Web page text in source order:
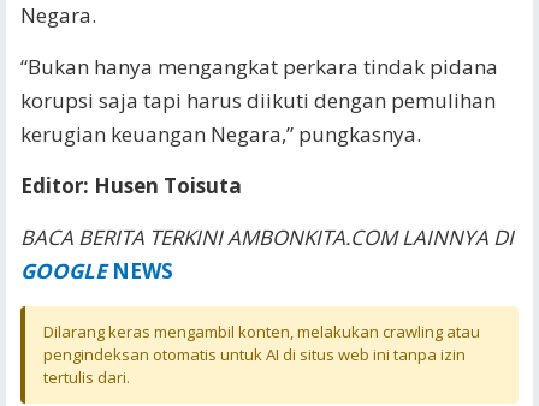
Negara.
“Bukan hanya mengangkat perkara tindak pidana
korupsi saja tapi harus diikuti dengan pemulihan
kerugian keuangan Negara,” pungkasnya.
Editor: Husen Toisuta
BACA BERITA TERKINI AMBONKITA.COM LAINNYA DI
GOOGLENEWS
Dilarang keras mengambil konten, melakukan crawling atau
pengindeksan otomatis untuk AI di situs web ini tanpa izin
tertulis dari.